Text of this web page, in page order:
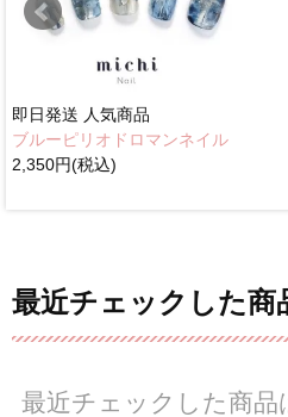
即日発送 人気商品
ブルーピリオドロマンネイル
2,350円(税込)
最近チェックした商
最近チェックした商品